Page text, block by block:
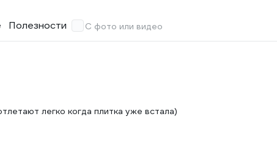
Полезности С фото или видео
легко когда плитка уже встала)